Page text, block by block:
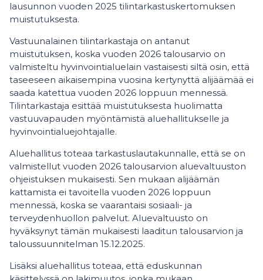
lausunnon vuoden 2025 tilintarkastuskertomuksen
muistutuksesta.
Vastuunalainen tilintarkastaja on antanut
muistutuksen,​ koska vuoden 2026 talousarvio on
valmisteltu hyvinvointialuelain vastaisesti siltä osin,​ että
taseeseen aikaisempina vuosina kertynyttä alijäämää ei
saada katettua vuoden 2026 loppuun mennessä.
Tilintarkastaja esittää muistutuksesta huolimatta
vastuuvapauden myöntämistä aluehallitukselle ja
hyvinvointialuejohtajalle.
Aluehallitus toteaa tarkastuslautakunnalle, että se on
valmistellut vuoden 2026 talousarvion aluevaltuuston
ohjeistuksen mukaisesti. Sen mukaan alijäämän
kattamista ei tavoitella vuoden 2026 loppuun
mennessä, koska se vaarantaisi sosiaali- ja
terveydenhuollon palvelut. Aluevaltuusto on
hyväksynyt tämän mukaisesti laaditun talousarvion ja
taloussuunnitelman 15.12.2025.
Lisäksi aluehallitus toteaa, että eduskunnan